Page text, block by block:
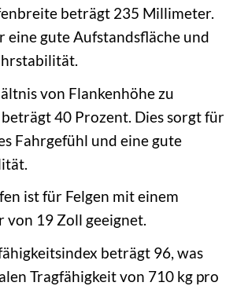
beträgt 235 Millimeter.
eine gute Aufstandsfläche und
von Flankenhöhe zu
40 Prozent. Dies sorgt für
Fahrgefühl und eine gute
ist für Felgen mit einem
von 19 Zoll geeignet.
beträgt 96, was
Tragfähigkeit von 710 kg pro